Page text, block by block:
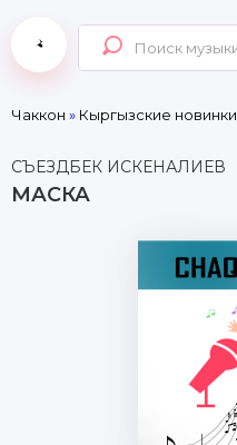
Чаккон » Кыргызские новинки
СЪЕЗДБЕК ИСКЕНАЛИЕВ
МАСКА